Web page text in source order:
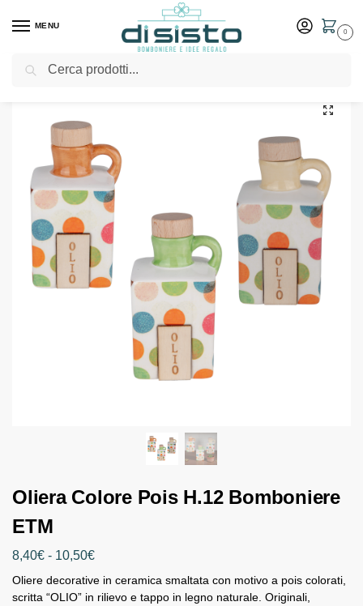
MENU
0
Home Shop Bomboniere
Oliera Colore Pois H.12 Bomboniere
ETM
8,40€ - 10,50€
Oliere decorative in ceramica smaltata con motivo a pois colorati,
scritta “OLIO” in rilievo e tappo in legno naturale. Originali,